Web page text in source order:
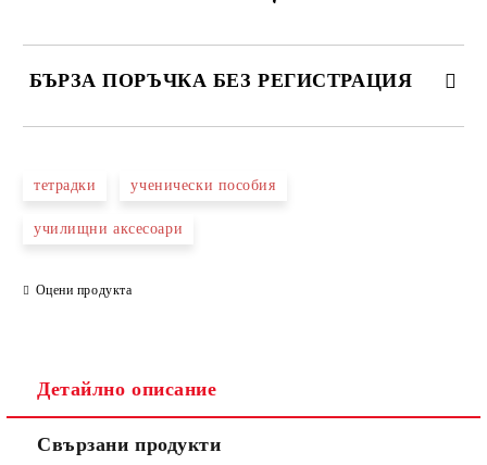
БЪРЗА ПОРЪЧКА БЕЗ РЕГИСТРАЦИЯ
тетрадки ученически пособия
училищни аксесоари
Оцени продукта
Детайлно описание
Свързани продукти